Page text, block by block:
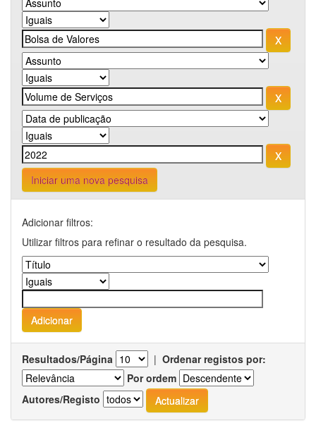
Iniciar uma nova pesquisa
Adicionar filtros:
Utilizar filtros para refinar o resultado da pesquisa.
Resultados/Página | Ordenar registos por:
Por ordem
Autores/Registo